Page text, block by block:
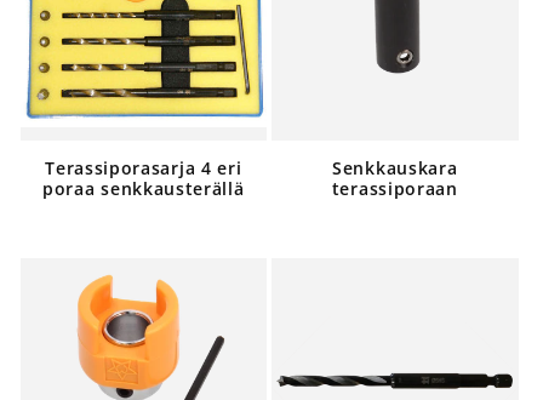
Terassiporasarja 4 eri
poraa senkkausterällä
Senkkauskara
terassiporaan